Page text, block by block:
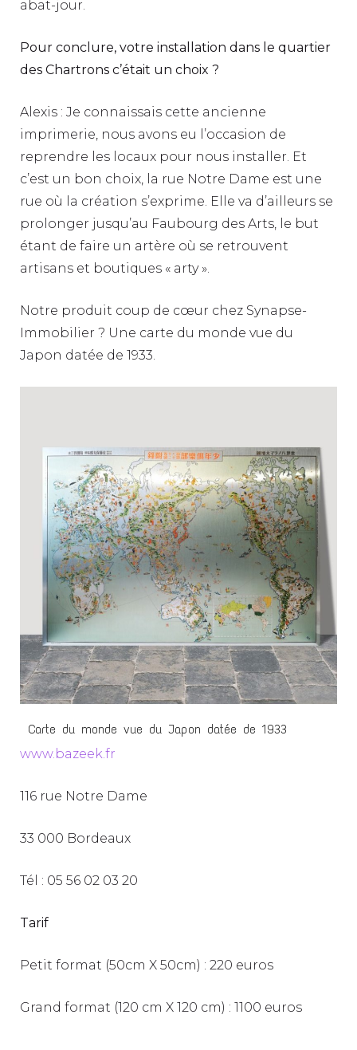
abat-jour.
Pour conclure, votre installation dans le quartier
des Chartrons c’était un choix ?
Alexis : Je connaissais cette ancienne
imprimerie, nous avons eu l’occasion de
reprendre les locaux pour nous installer. Et
c’est un bon choix, la rue Notre Dame est une
rue où la création s’exprime. Elle va d’ailleurs se
prolonger jusqu’au Faubourg des Arts, le but
étant de faire un artère où se retrouvent
artisans et boutiques « arty ».
Notre produit coup de cœur chez Synapse-
Immobilier ? Une carte du monde vue du
Japon datée de 1933.
Carte du monde vue du Japon datée de 1933
www.bazeek.fr
116 rue Notre Dame
33 000 Bordeaux
Tél : 05 56 02 03 20
Tarif
Petit format (50cm X 50cm) : 220 euros
Grand format (120 cm X 120 cm) : 1100 euros